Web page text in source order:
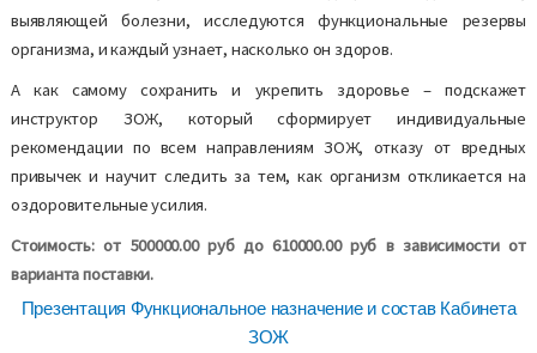
выявляющей болезни, исследуются функциональные резервы
организма, и каждый узнает, насколько он здоров.
А как самому сохранить и укрепить здоровье – подскажет
инструктор ЗОЖ, который сформирует индивидуальные
рекомендации по всем направлениям ЗОЖ, отказу от вредных
привычек и научит следить за тем, как организм откликается на
оздоровительные усилия.
Стоимость: от 500000.00 руб до 610000.00 руб в зависимости от
варианта поставки.
Презентация Функциональное назначение и состав Кабинета
ЗОЖ